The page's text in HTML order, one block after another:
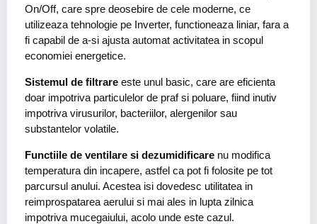
On/Off, care spre deosebire de cele moderne, ce
utilizeaza tehnologie pe Inverter, functioneaza liniar, fara a
fi capabil de a-si ajusta automat activitatea in scopul
economiei energetice.
Sistemul de filtrare este unul basic, care are eficienta
doar impotriva particulelor de praf si poluare, fiind inutiv
impotriva virusurilor, bacteriilor, alergenilor sau
substantelor volatile.
Functiile de ventilare si dezumidificare nu modifica
temperatura din incapere, astfel ca pot fi folosite pe tot
parcursul anului. Acestea isi dovedesc utilitatea in
reimprospatarea aerului si mai ales in lupta zilnica
impotriva mucegaiului, acolo unde este cazul.